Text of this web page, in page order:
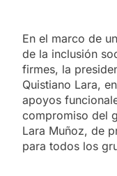
En el marco de
de la inclusión
firmes, la
Quistiano Lara,
apoyos
compromiso del
Lara Muñoz, de
para todos los